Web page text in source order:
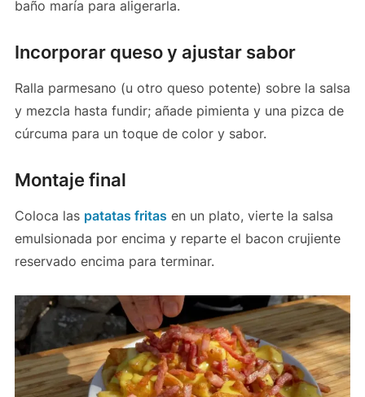
baño maría para aligerarla.
Incorporar queso y ajustar sabor
Ralla parmesano (u otro queso potente) sobre la salsa
y mezcla hasta fundir; añade pimienta y una pizca de
cúrcuma para un toque de color y sabor.
Montaje final
Coloca las patatas fritas en un plato, vierte la salsa
emulsionada por encima y reparte el bacon crujiente
reservado encima para terminar.